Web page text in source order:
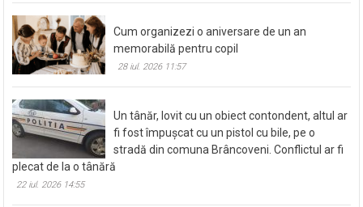
Cum organizezi o aniversare de un an
memorabilă pentru copil
28 iul. 2026 11:57
Un tânăr, lovit cu un obiect contondent, altul ar
fi fost împușcat cu un pistol cu bile, pe o
stradă din comuna Brâncoveni. Conflictul ar fi
plecat de la o tânără
22 iul. 2026 14:55